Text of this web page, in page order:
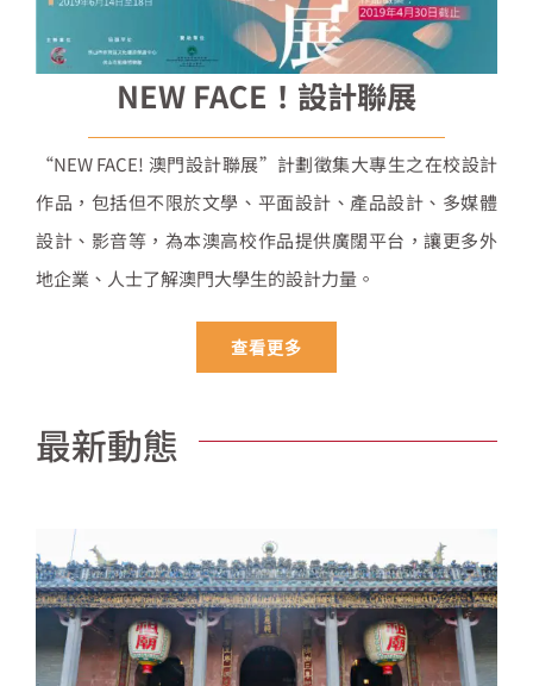
NEW FACE！設計聯展
“NEW FACE! 澳門設計聯展”計劃徵集大專生之在校設計
作品，包括但不限於文學、平面設計、產品設計、多媒體
設計、影音等，為本澳高校作品提供廣闊平台，讓更多外
地企業、人士了解澳門大學生的設計力量。
查看更多
最新動態